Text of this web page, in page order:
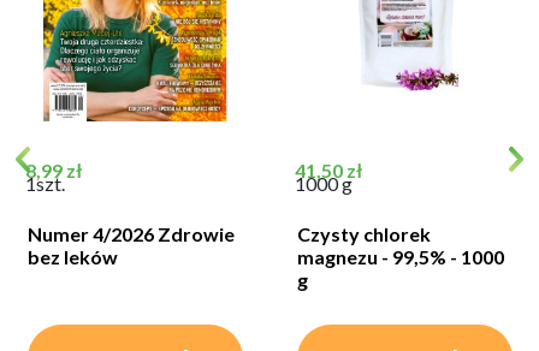
Cena
8,99 zł
1szt.
Numer 4/2026 Zdrowie
bez leków
Cena
41,50 zł
1000 g
Czysty chlorek
magnezu - 99,5% - 1000
g